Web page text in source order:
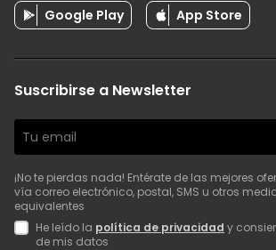
Google Play App Store
Suscribirse a Newsletter
¡No te pierdas nada! Entérate de las mejores
vía correo electrónico, postal, SMS u otros
equivalentes
He leído la política de privacidad y
de mis datos